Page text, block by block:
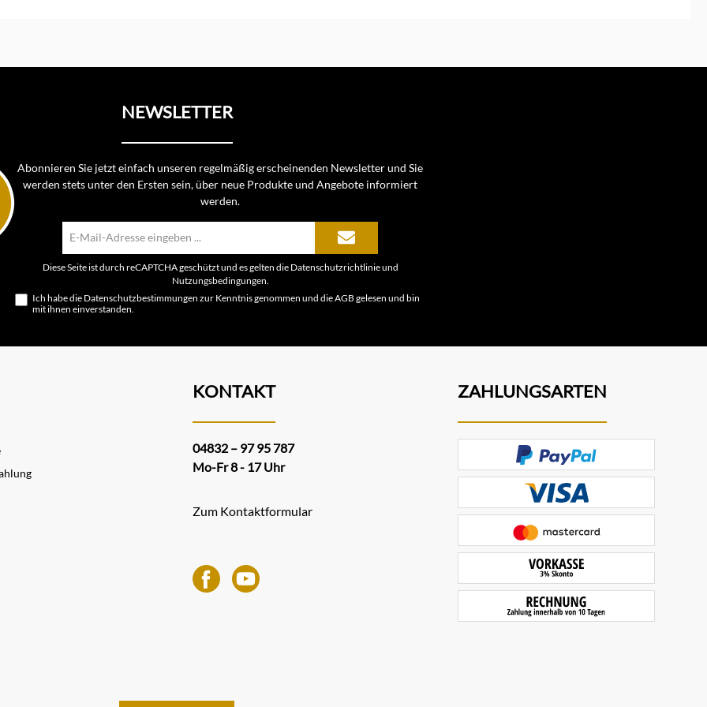
NEWSLETTER
Abonnieren Sie jetzt einfach unseren regelmäßig erscheinenden Newsletter und Sie
werden stets unter den Ersten sein, über neue Produkte und Angebote informiert
werden.
Mail-
Adresse*
Diese Seite ist durch reCAPTCHA geschützt und es gelten die Datenschutzrichtlinieund
Nutzungsbedingungen
Ich habe die Datenschutzbestimmungen zur Kenntnis genommen und dieAGB gelesen und bin
mit ihnen einverstanden.
KONTAKT
04832 – 97 95 787
Mo-Fr 8 - 17 Uhr
Zum Kontaktformular
ZAHLUNGSARTEN